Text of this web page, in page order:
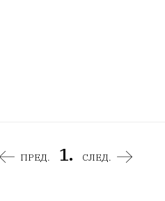
ПРЕД. 1. СЛЕД.